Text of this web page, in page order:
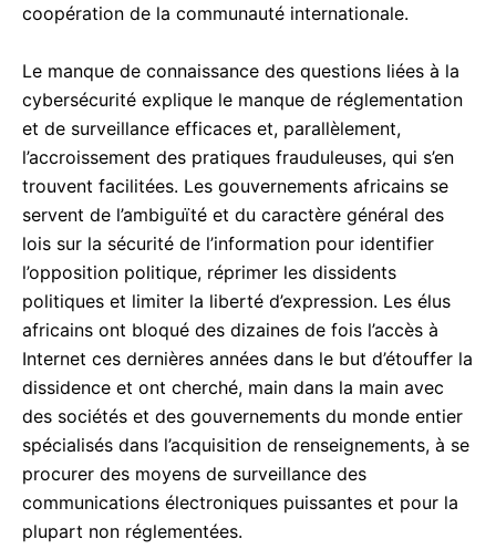
coopération de la communauté internationale.
Le manque de connaissance des questions liées à la
cybersécurité explique le manque de réglementation
et de surveillance efficaces et, parallèlement,
l’accroissement des pratiques frauduleuses, qui s’en
trouvent facilitées. Les gouvernements africains se
servent de l’ambiguïté et du caractère général des
lois sur la sécurité de l’information pour identifier
l’opposition politique, réprimer les dissidents
politiques et limiter la liberté d’expression. Les élus
africains ont bloqué des dizaines de fois l’accès à
Internet ces dernières années dans le but d’étouffer la
dissidence et ont cherché, main dans la main avec
des sociétés et des gouvernements du monde entier
spécialisés dans l’acquisition de renseignements, à se
procurer des moyens de surveillance des
communications électroniques puissantes et pour la
plupart non réglementées.